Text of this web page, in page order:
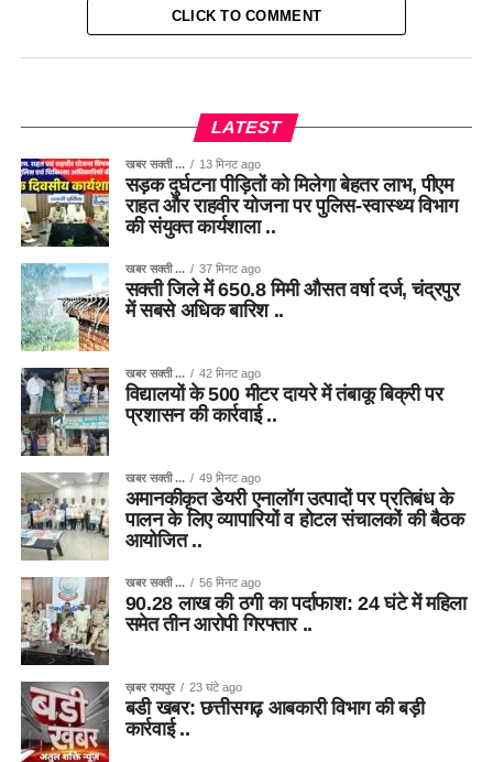
CLICK TO COMMENT
LATEST
खबर सक्ती ... 13 मिनट ago
सड़क दुर्घटना पीड़ितों को मिलेगा बेहतर लाभ, पीएम
राहत और राहवीर योजना पर पुलिस-स्वास्थ्य विभाग
की संयुक्त कार्यशाला ..
खबर सक्ती ... 37 मिनट ago
सक्ती जिले में 650.8 मिमी औसत वर्षा दर्ज, चंद्रपुर
में सबसे अधिक बारिश ..
खबर सक्ती ... 42 मिनट ago
विद्यालयों के 500 मीटर दायरे में तंबाकू बिक्री पर
प्रशासन की कार्रवाई ..
खबर सक्ती ... 49 मिनट ago
अमानकीकृत डेयरी एनालॉग उत्पादों पर प्रतिबंध के
पालन के लिए व्यापारियों व होटल संचालकों की बैठक
आयोजित ..
खबर सक्ती ... 56 मिनट ago
90.28 लाख की ठगी का पर्दाफाश: 24 घंटे में महिला
समेत तीन आरोपी गिरफ्तार ..
ख़बर रायपुर 23 घंटे ago
बडी खबर: छत्तीसगढ़ आबकारी विभाग की बड़ी
कार्रवाई ..